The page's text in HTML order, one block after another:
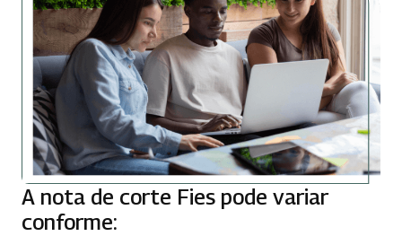
A nota de corte Fies pode variar
conforme: